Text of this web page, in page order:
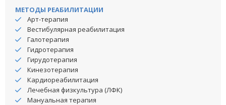
МЕТОДЫ РЕАБИЛИТАЦИИ
Арт-терапия
Вестибулярная реабилитация
Галотерапия
Гидротерапия
Гирудотерапия
Кинезотерапия
Кардиореабилитация
Лечебная физкультура (ЛФК)
Мануальная терапия